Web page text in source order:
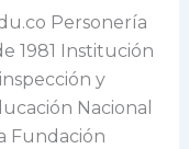
Personería
1981 Institución
y
Nacional
Fundación